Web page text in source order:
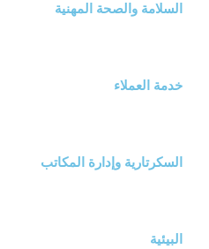
السلامة والصحة المهنية
خدمة العملاء
السكرتارية وإدارة المكاتب
البيئية